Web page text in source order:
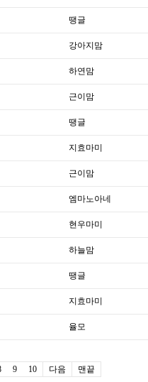
땡글
강아지맘
하연맘
근이맘
땡글
지효마미
근이맘
엠마노아네
현우마미
하늘맘
땡글
지효마미
율모
9 10 다음 맨끝